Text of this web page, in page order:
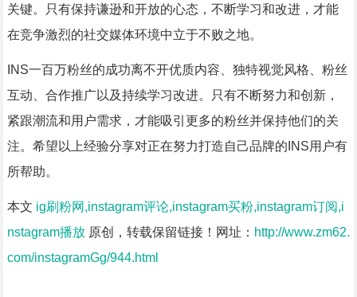
关键。只有保持谦逊和开放的心态，不断学习和改进，才能
在竞争激烈的社交媒体环境中立于不败之地。
INS一百万粉丝的成功离不开优质内容、独特视觉风格、粉丝
互动、合作推广以及持续学习改进。只有不断努力和创新，
紧跟潮流和用户需求，才能吸引更多的粉丝并保持他们的关
注。希望以上经验分享对正在努力打造自己品牌的INS用户有
所帮助。
本文 ig刷粉网,instagram评论,instagram买粉,instagram订阅,i
nstagram播放原创，转载保留链接！网址： http://www.zm62.
com/instagramGg/944.html